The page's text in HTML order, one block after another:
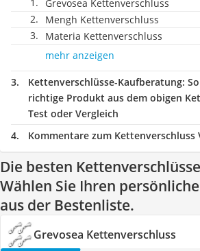
Grevosea Kettenverschluss
Mengh Kettenverschluss
Materia Kettenverschluss
mehr anzeigen
Kettenverschlüsse-Kaufberatung:
richtige Produkt aus dem obigen
Test oder Vergleich
Kommentare zum Kettenverschluss
Die besten
Wählen Sie Ihren
aus der Bestenliste.
Grevosea Kettenverschluss